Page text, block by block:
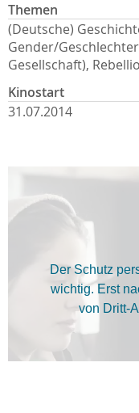
Themen
(Deutsche)
Gender/
Gesellschaft),
Kinostart
31.07.2014
Der Schutz
wichtig. Erst
von Dritt-